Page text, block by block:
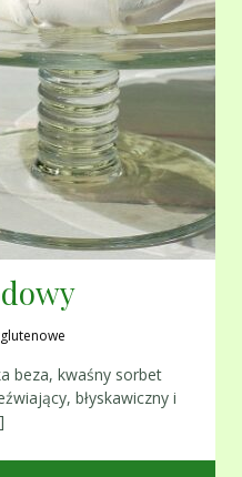
beza, kwaśny sorbet
błyskawiczny i